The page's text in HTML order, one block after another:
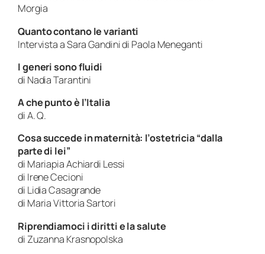
Morgia
Quanto contano le varianti
Intervista aSara Gandinidi Paola Meneganti
I generi sono fluidi
di Nadia Tarantini
A che punto è l’Italia
diA. Q.
Cosa succede in maternità: l’ostetricia “dalla
parte di lei”
di Mariapia Achiardi Lessi
di Irene Cecioni
di Lidia Casagrande
di Maria Vittoria Sartori
Riprendiamoci i diritti e la salute
di Zuzanna Krasnopolska